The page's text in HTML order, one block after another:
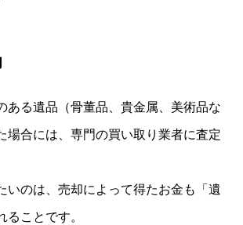
ある遺品（骨董品、貴金属、美術品な
場合には、専門の買い取り業者に査定
いのは、売却によって得たお金も「遺
ることです。